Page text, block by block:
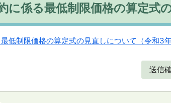
に係る最低制限価格の算定式
低制限価格の算定式の見直しについて（令和3